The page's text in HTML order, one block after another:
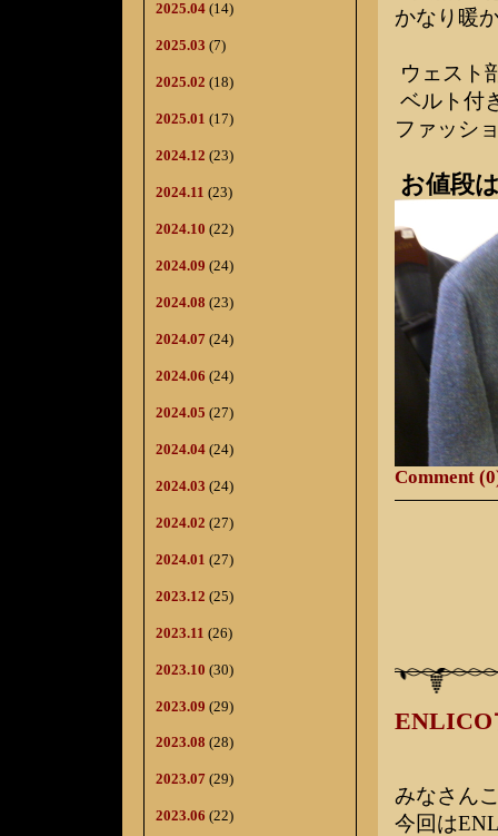
2025.04 (14)
2025.03 (7)
2025.02 (18)
2025.01 (17)
2024.12 (23)
2024.11 (23)
2024.10 (22)
2024.09 (24)
2024.08 (23)
2024.07 (24)
2024.06 (24)
2024.05 (27)
2024.04 (24)
2024.03 (24)
2024.02 (27)
2024.01 (27)
2023.12 (25)
2023.11 (26)
2023.10 (30)
2023.09 (29)
2023.08 (28)
2023.07 (29)
2023.06 (22)
かなり暖
ウェスト
ベルト付
ファッシ
お値段
Comment
ENLICO
みなさん
今回は